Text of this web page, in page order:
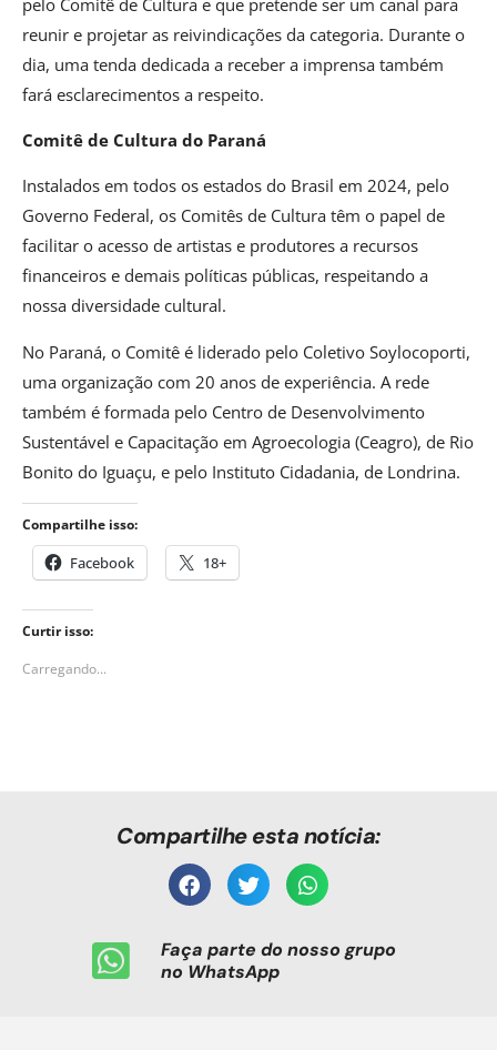
reunir e projetar as reivindicações da categoria. Durante o
dia, uma tenda dedicada a receber a imprensa também
fará esclarecimentos a respeito.
Comitê de Cultura do Paraná
Instalados em todos os estados do Brasil em 2024, pelo
Governo Federal, os Comitês de Cultura têm o papel de
facilitar o acesso de artistas e produtores a recursos
financeiros e demais políticas públicas, respeitando a
nossa diversidade cultural.
No Paraná, o Comitê é liderado pelo Coletivo Soylocoporti,
uma organização com 20 anos de experiência. A rede
também é formada pelo Centro de Desenvolvimento
Sustentável e Capacitação em Agroecologia (Ceagro), de Rio
Bonito do Iguaçu, e pelo Instituto Cidadania, de Londrina.
Compartilhe isso:
Facebook 18+
Curtir isso:
Carregando...
Compartilhe esta notícia:
Faça parte do nosso grupo
no WhatsApp